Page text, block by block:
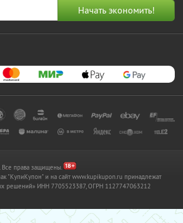
права защищены.
"КупиКупон" и на сайт www.kupikupon.ru принадлежат
решений» ИНН 7705523387, ОГРН 1127747063212